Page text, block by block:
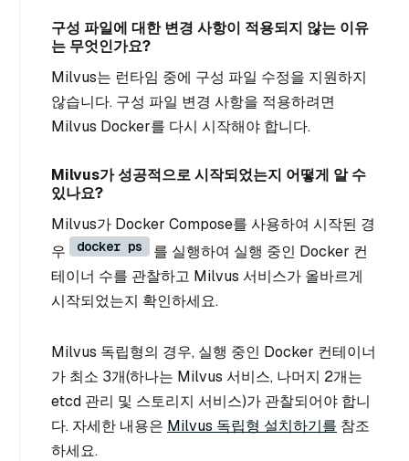
구성 파일에 대한 변경 사항이 적용되지 않는 이유
는 무엇인가요?
Milvus는 런타임 중에 구성 파일 수정을 지원하지
않습니다. 구성 파일 변경 사항을 적용하려면
Milvus Docker를 다시 시작해야 합니다.
Milvus가 성공적으로 시작되었는지 어떻게 알 수
있나요?
Milvus가 Docker Compose를 사용하여 시작된 경
우
docker ps
를 실행하여 실행 중인 Docker 컨
테이너 수를 관찰하고 Milvus 서비스가 올바르게
시작되었는지 확인하세요.
Milvus 독립형의 경우, 실행 중인 Docker 컨테이너
가 최소 3개(하나는 Milvus 서비스, 나머지 2개는
etcd 관리 및 스토리지 서비스)가 관찰되어야 합니
다. 자세한 내용은 Milvus 독립형 설치하기를 참조
하세요.